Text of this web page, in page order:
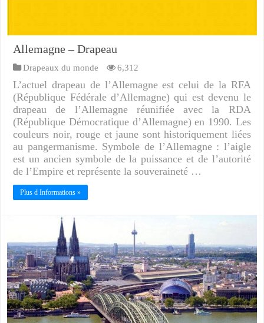
Allemagne – Drapeau
Drapeaux du monde 6,312
L’actuel drapeau de l’Allemagne est celui de la RFA
(République Fédérale d’Allemagne) qui est devenu le
drapeau de l’Allemagne réunifiée avec la RDA
(République Démocratique d’Allemagne) en 1990. Les
couleurs noir, rouge et jaune sont historiquement liées
au pangermanisme. Symbole de l’Allemagne : l’aigle
est un ancien symbole de la puissance et de l’autorité
de l’Empire et représente la souveraineté …
Plus d Informations »